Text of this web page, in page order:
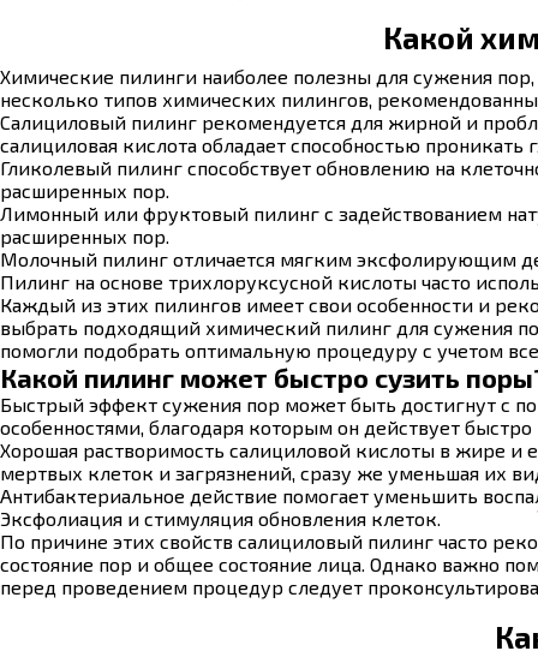
Какой
Химические пилинги наиболее полезны для сужения
несколько типов химических пилингов,
Салициловый пилинг рекомендуется для жирной и
салициловая кислота обладает способностью
Гликолевый пилинг способствует обновлению на
расширенных пор.
Лимонный или фруктовый пилинг с задействованием
расширенных пор.
Молочный пилинг отличается мягким эксфолирующим
Пилинг на основе трихлоруксусной кислоты часто
Каждый из этих пилингов имеет свои особенности и
выбрать подходящий химический пилинг для сужения
помогли подобрать оптимальную процедуру с учетом
Какой пилинг может быстро сузить
Быстрый эффект сужения пор может быть достигнут с
особенностями, благодаря которым он действует
Хорошая растворимость салициловой кислоты в жире и
мертвых клеток и загрязнений, сразу же уменьшая их
Антибактериальное действие помогает уменьшить
Эксфолиация и стимуляция обновления клеток.
По причине этих свойств салициловый пилинг часто
состояние пор и общее состояние лица. Однако важно
перед проведением процедур следует